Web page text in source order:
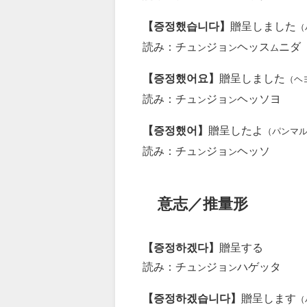
【증정했습니다】 贈呈しました
読み：チュ ン ジョ ンヘッス ム ニダ
【증정했어요】 贈呈しました （ヘ
読み：チュ ン ジョ ンヘッソヨ
【증정했어】 贈呈したよ （パンマル
読み：チュ ン ジョ ンヘッソ
意志／推量形
【증정하겠다】 贈呈する
読み：チュ ン ジョ ンハゲッタ
【증정하겠습니다】 贈呈します